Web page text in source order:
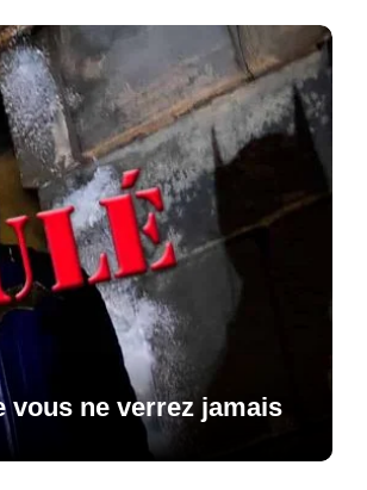
vous ne verrez jamais